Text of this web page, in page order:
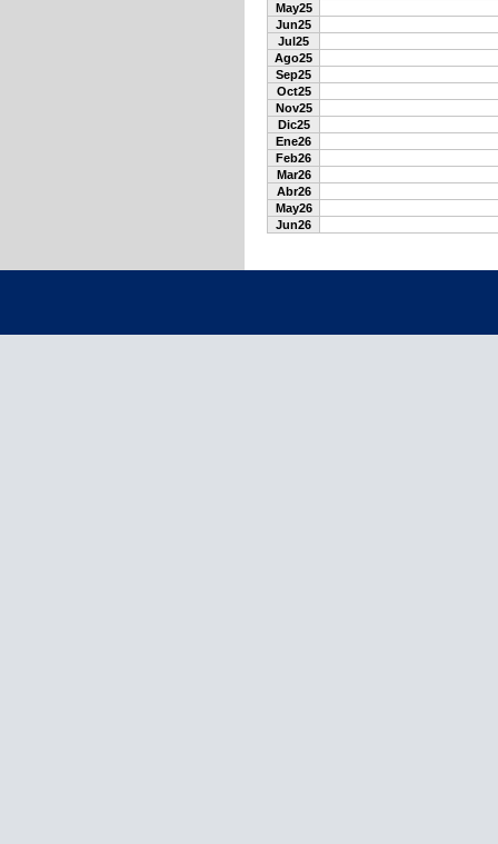
May25
Jun25
Jul25
Ago25
Sep25
Oct25
Nov25
Dic25
Ene26
Feb26
Mar26
Abr26
May26
Jun26